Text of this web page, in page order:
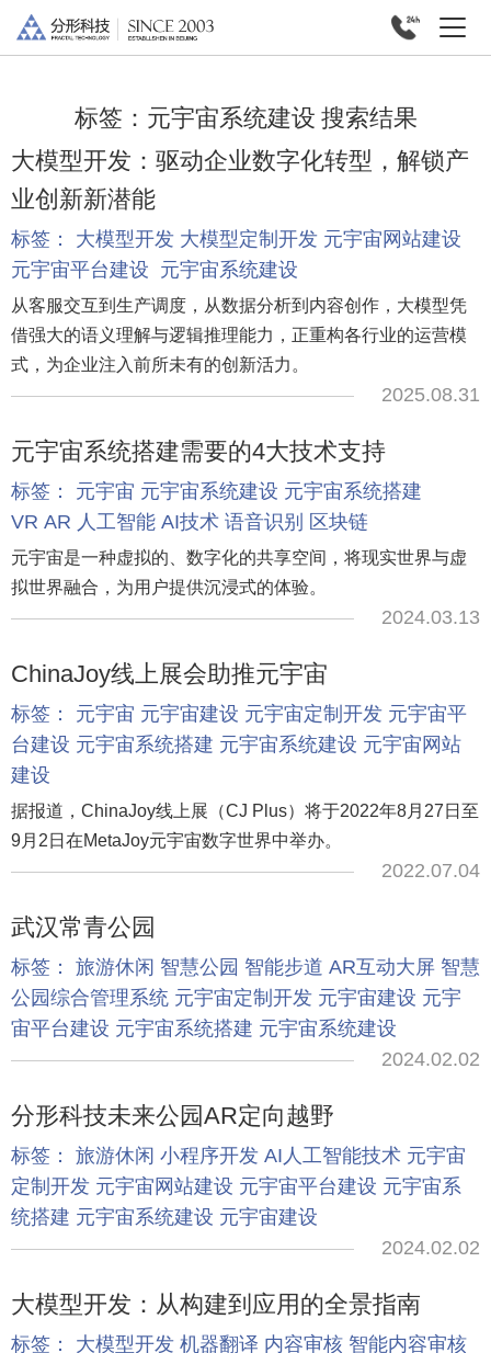
标签： 元宇宙系统建设 搜索结果
大模型开发：驱动企业数字化转型，解锁产
业创新新潜能
标签： 大模型开发 大模型定制开发 元宇宙网站建设
元宇宙平台建设 元宇宙系统建设
从客服交互到生产调度，从数据分析到内容创作，大模型凭
借强大的语义理解与逻辑推理能力，正重构各行业的运营模
式，为企业注入前所未有的创新活力。
2025.08.31
元宇宙系统搭建需要的4大技术支持
标签： 元宇宙 元宇宙系统建设 元宇宙系统搭建
VR AR 人工智能 AI技术 语音识别 区块链
元宇宙是一种虚拟的、数字化的共享空间，将现实世界与虚
拟世界融合，为用户提供沉浸式的体验。
2024.03.13
ChinaJoy线上展会助推元宇宙
标签： 元宇宙 元宇宙建设 元宇宙定制开发 元宇宙平
台建设 元宇宙系统搭建 元宇宙系统建设 元宇宙网站
建设
据报道，ChinaJoy线上展（CJ Plus）将于2022年8月27日至
9月2日在MetaJoy元宇宙数字世界中举办。
2022.07.04
武汉常青公园
标签： 旅游休闲 智慧公园 智能步道 AR互动大屏 智慧
公园综合管理系统 元宇宙定制开发 元宇宙建设 元宇
宙平台建设 元宇宙系统搭建 元宇宙系统建设
2024.02.02
分形科技未来公园AR定向越野
标签： 旅游休闲 小程序开发 AI人工智能技术 元宇宙
定制开发 元宇宙网站建设 元宇宙平台建设 元宇宙系
统搭建 元宇宙系统建设 元宇宙建设
2024.02.02
大模型开发：从构建到应用的全景指南
标签： 大模型开发 机器翻译 内容审核 智能内容审核